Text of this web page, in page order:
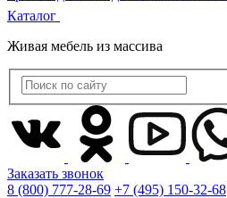
Каталог
Живая мебель из массива
Заказать звонок
8 (800) 777-28-69 +7 (495) 150-32-68